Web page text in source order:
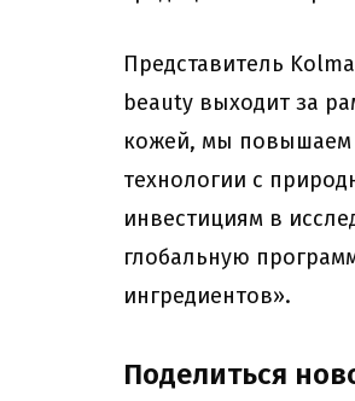
Представитель
beauty выходит за
кожей, мы повышаем
технологии с
инвестициям в
глобальную
ингредиентов».
Поделиться